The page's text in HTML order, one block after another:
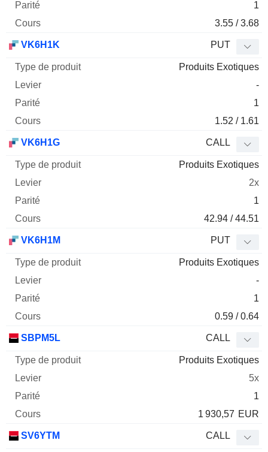
1
3.55 / 3.68
VK6H1K PUT
Produits Exotiques
-
1
1.52 / 1.61
VK6H1G CALL
Produits Exotiques
2x
1
42.94 / 44.51
VK6H1M PUT
Produits Exotiques
-
1
0.59 / 0.64
SBPM5L CALL
Produits Exotiques
5x
1
1 930,57 EUR
SV6YTM CALL